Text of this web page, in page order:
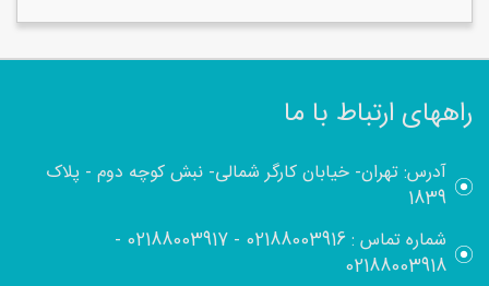
راههای ارتباط با ما
آدرس: تهران- خیابان کارگر شمالی- نبش کوچه دوم - پلاک
1839
شماره تماس :02188003916
-
02188003917
-
02188003918